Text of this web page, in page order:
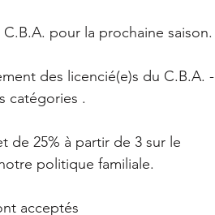
pour la prochaine saison.
des licencié(e)s du C.B.A. -
catégories .
de 25% à partir de 3 sur le
politique familiale.
acceptés